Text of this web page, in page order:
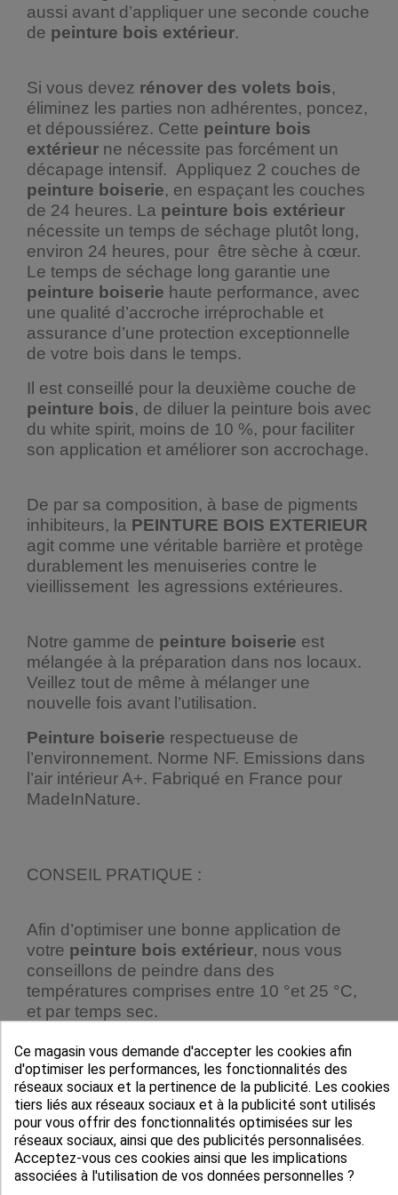
aussi avant d’appliquer une seconde couche
de peinture bois extérieur.
Si vous devez rénover des volets bois,
éliminez les parties non adhérentes, poncez,
et dépoussiérez. Cette peinture bois
extérieur ne nécessite pas forcément un
décapage intensif. Appliquez 2 couches de
peinture boiserie, en espaçant les couches
de 24 heures. La peinture bois extérieur
nécessite un temps de séchage plutôt long,
environ 24 heures, pour être sèche à cœur.
Le temps de séchage long garantie une
peinture boiserie haute performance, avec
une qualité d’accroche irréprochable et
assurance d’une protection exceptionnelle
de votre bois dans le temps.
Il est conseillé pour la deuxième couche de
peinture bois, de diluer la peinture bois avec
du white spirit, moins de 10 %, pour faciliter
son application et améliorer son accrochage.
De par sa composition, à base de pigments
inhibiteurs, la PEINTURE BOIS EXTERIEUR
agit comme une véritable barrière et protège
durablement les menuiseries contre le
vieillissement les agressions extérieures.
Notre gamme de peinture boiserie est
mélangée à la préparation dans nos locaux.
Veillez tout de même à mélanger une
nouvelle fois avant l’utilisation.
Peinture boiserie respectueuse de
l’environnement. Norme NF. Emissions dans
l’air intérieur A+. Fabriqué en France pour
MadeInNature.
CONSEIL PRATIQUE :
Afin d’optimiser une bonne application de
votre peinture bois extérieur, nous vous
conseillons de peindre dans des
températures comprises entre 10 °et 25 °C,
et par temps sec.
Il est de plus important de bien respecter le
rendement moyen de 10 m²/litre, et par
couche, pour une protection optimale
anticorrosion.
Tout dernier conseil pratique, si vous
envisagez derénover des volets bois,
renseignez-vous au préalable auprès de la
Ce magasin vous demande d'accepter les cookies afin
d'optimiser les performances, les fonctionnalités des
réseaux sociaux et la pertinence de la publicité. Les cookies
tiers liés aux réseaux sociaux et à la publicité sont utilisés
pour vous offrir des fonctionnalités optimisées sur les
réseaux sociaux, ainsi que des publicités personnalisées.
Acceptez-vous ces cookies ainsi que les implications
associées à l'utilisation de vos données personnelles ?